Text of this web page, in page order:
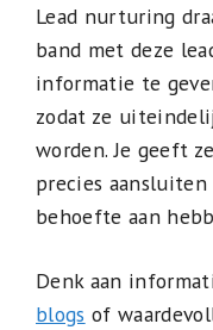
Lead nurturing
band met deze
informatie te
zodat ze
worden. Je geeft
precies
behoefte aan
Denk aan
blogs of